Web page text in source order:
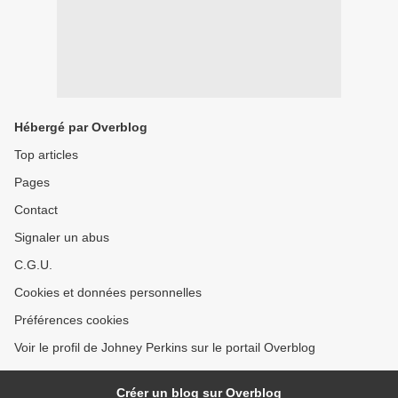
Hébergé par Overblog
Top articles
Pages
Contact
Signaler un abus
C.G.U.
Cookies et données personnelles
Préférences cookies
Voir le profil de Johney Perkins sur le portail Overblog
Créer un blog sur Overblog